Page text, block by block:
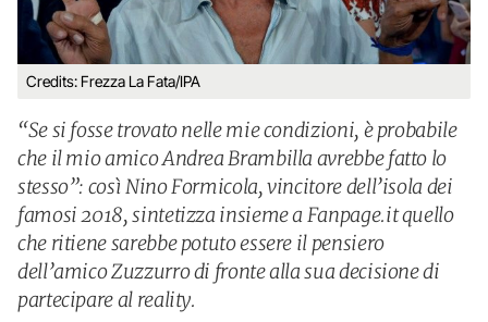
Credits: Frezza La Fata/IPA
“Se si fosse trovato nelle mie condizioni, è probabile
che il mio amico Andrea Brambilla avrebbe fatto lo
stesso”: così Nino Formicola, vincitore dell’isola dei
famosi 2018, sintetizza insieme a Fanpage.it quello
che ritiene sarebbe potuto essere il pensiero
dell’amico Zuzzurro di fronte alla sua decisione di
partecipare al reality.